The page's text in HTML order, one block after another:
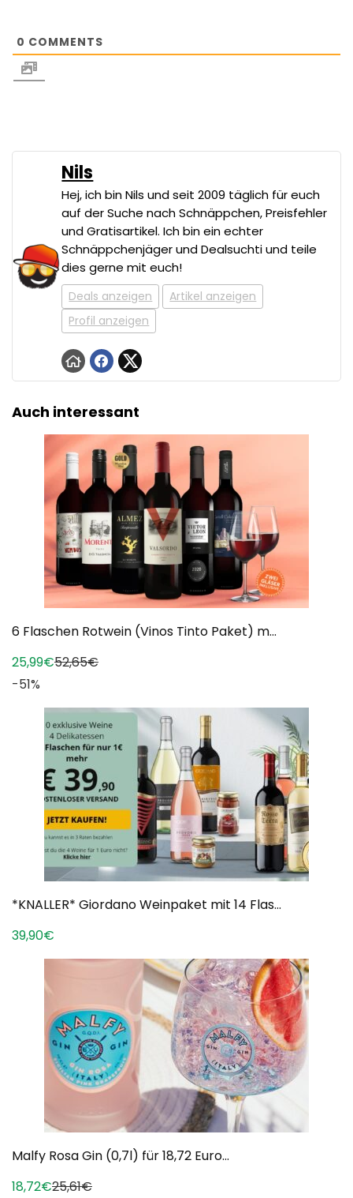
0 COMMENTS
Nils
Hej, ich bin Nils und seit 2009 täglich für euch
auf der Suche nach Schnäppchen, Preisfehler
und Gratisartikel. Ich bin ein echter
Schnäppchenjäger und Dealsuchti und teile
dies gerne mit euch!
Deals anzeigen
Artikel anzeigen
Profil anzeigen
Auch interessant
6 Flaschen Rotwein (Vinos Tinto Paket) m...
25,99€52,65€
-51%
*KNALLER* Giordano Weinpaket mit 14 Flas...
39,90€
Malfy Rosa Gin (0,7l) für 18,72 Euro...
18,72€25,61€